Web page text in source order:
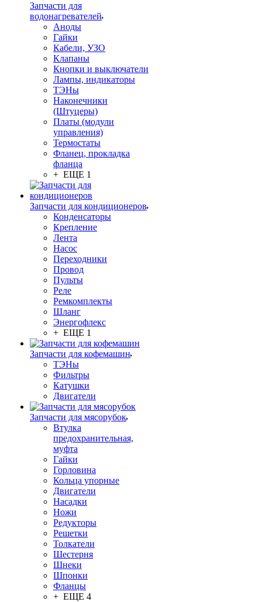
Запчасти для
водонагревателей
Аноды
Гайки
Кабели, УЗО
Клапаны
Кнопки и выключатели
Лампы, индикаторы
ТЭНы
Наконечники
(Штуцеры)
Платы (модули
управления)
Термостаты
Фланец, прокладка
фланца
+ ЕЩЕ 1
Запчасти для кондиционеров
Конденсаторы
Крепление
Лента
Насос
Переходники
Провод
Пульты
Реле
Ремкомплекты
Шланг
Энергофлекс
+ ЕЩЕ 1
Запчасти для кофемашин
ТЭНы
Фильтры
Катушки
Двигатели
Запчасти для мясорубок
Втулка
предохранительная,
муфта
Гайки
Горловина
Кольца упорные
Двигатели
Насадки
Ножи
Редукторы
Решетки
Толкатели
Шестерня
Шнеки
Шпонки
Фланцы
+ ЕЩЕ 4